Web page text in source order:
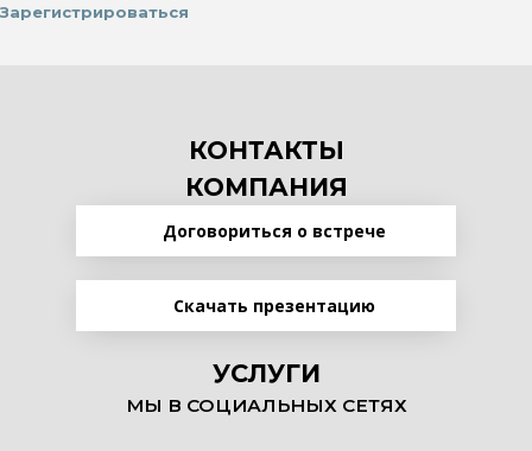
Зарегистрироваться
КОНТАКТЫ
КОМПАНИЯ
Договориться о встрече
Скачать презентацию
УСЛУГИ
МЫ В СОЦИАЛЬНЫХ СЕТЯХ